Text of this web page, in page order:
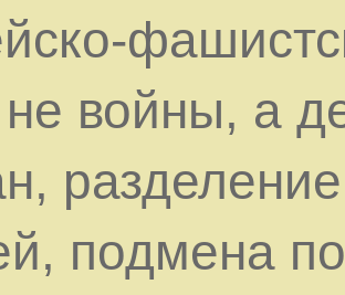
не войны, а
подмена